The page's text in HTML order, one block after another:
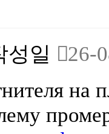
성일
26-
на